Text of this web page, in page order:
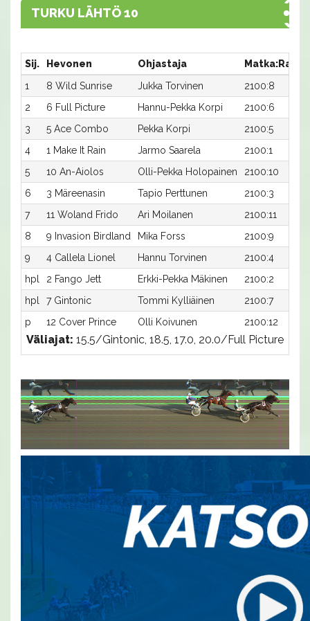
TURKU LÄHTÖ 10
Sij. Hevonen Ohjastaja Matka:Rata
1
8 Wild Sunrise Jukka Torvinen 2100:8
2
6 Full Picture Hannu-Pekka Korpi 2100:6
3
5 Ace Combo Pekka Korpi 2100:5
4
1 Make It Rain Jarmo Saarela 2100:1
5
10 An-Aiolos Olli-Pekka Holopainen 2100:10
6
3 Märeenasin Tapio Perttunen 2100:3
7
11 Woland Frido Ari Moilanen 2100:11
8
9 Invasion Birdland Mika Forss 2100:9
9
4 Callela Lionel Hannu Torvinen 2100:4
hpl
2 Fango Jett Erkki-Pekka Mäkinen 2100:2
hpl
7 Gintonic Tommi Kylliäinen 2100:7
p
12 Cover Prince Olli Koivunen 2100:12
Väliajat: 15.5/Gintonic, 18.5, 17.0, 20.0/Full Picture